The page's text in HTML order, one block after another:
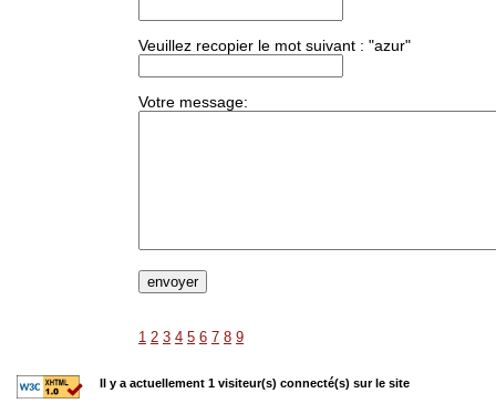
Veuillez recopier le mot suivant : "azur"
Votre message:
1 2 3 4 5 6 7 8 9
Il y a actuellement 1 visiteur(s) connecté(s) sur le site